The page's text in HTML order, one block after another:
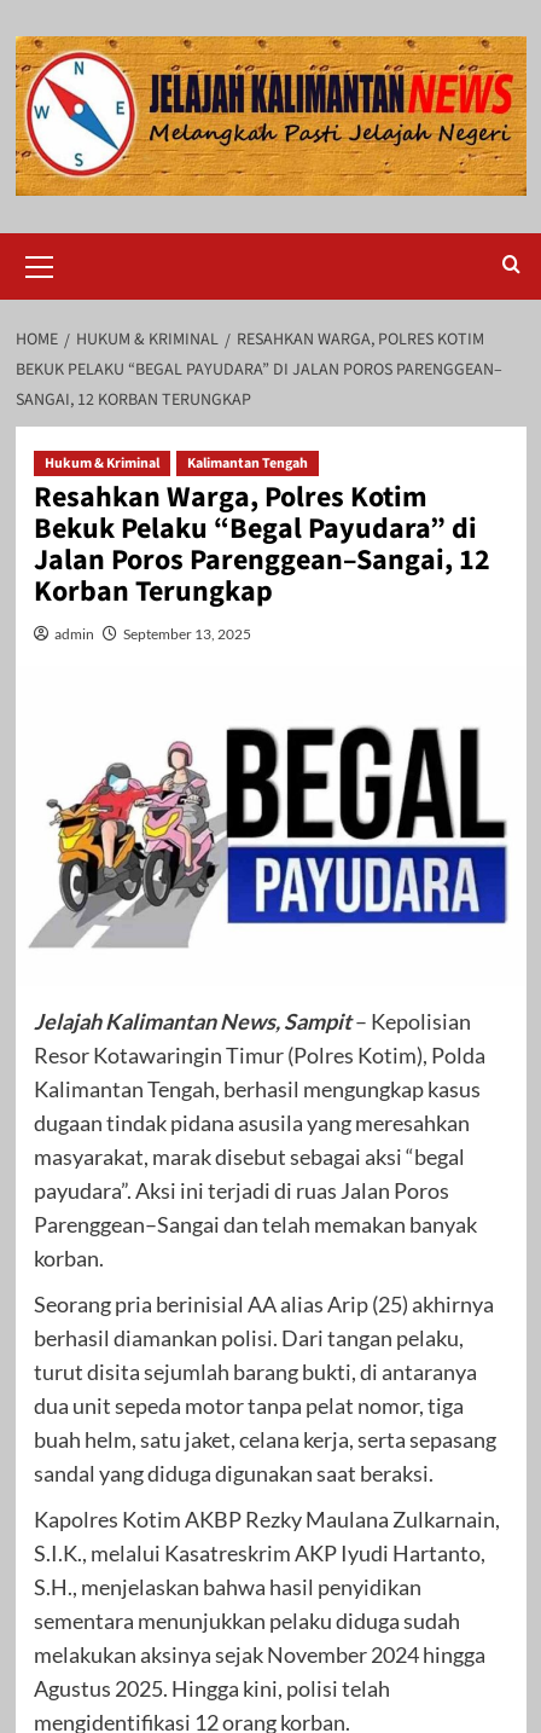
to
content
Menu
HOME HUKUM & KRIMINAL
RESAHKAN WARGA, POLRES KOTIM
BEKUK PELAKU “BEGAL PAYUDARA” DI JALAN POROS PARENGGEAN–
SANGAI, 12 KORBAN TERUNGKAP
Hukum & Kriminal Kalimantan Tengah
Resahkan Warga, Polres Kotim
Bekuk Pelaku “Begal Payudara” di
Jalan Poros Parenggean–Sangai, 12
Korban Terungkap
admin September 13, 2025
Jelajah Kalimantan News, Sampit– Kepolisian
Resor Kotawaringin Timur (Polres Kotim), Polda
Kalimantan Tengah, berhasil mengungkap kasus
dugaan tindak pidana asusila yang meresahkan
masyarakat, marak disebut sebagai aksi “begal
payudara”. Aksi ini terjadi di ruas Jalan Poros
Parenggean–Sangai dan telah memakan banyak
korban.
Seorang pria berinisial AA alias Arip (25) akhirnya
berhasil diamankan polisi. Dari tangan pelaku,
turut disita sejumlah barang bukti, di antaranya
dua unit sepeda motor tanpa pelat nomor, tiga
buah helm, satu jaket, celana kerja, serta sepasang
sandal yang diduga digunakan saat beraksi.
Kapolres Kotim AKBP Rezky Maulana Zulkarnain,
S.I.K., melalui Kasatreskrim AKP Iyudi Hartanto,
S.H., menjelaskan bahwa hasil penyidikan
sementara menunjukkan pelaku diduga sudah
melakukan aksinya sejak November 2024 hingga
Agustus 2025. Hingga kini, polisi telah
mengidentifikasi 12 orang korban.